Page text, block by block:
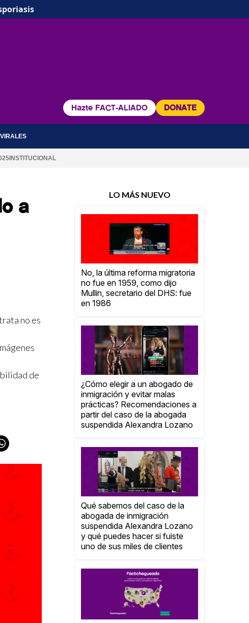
Hazte FACT-ALIADO DONATE
INSTITUCIONAL
a
no es
de
LO MÁS NUEVO
No, la última reforma migratoria
no fue en 1959, como dijo
Mullin, secretario del DHS: fue
en 1986
¿Cómo elegir a un abogado de
inmigración y evitar malas
prácticas? Recomendaciones a
partir del caso de la abogada
suspendida Alexandra Lozano
Qué sabemos del caso de la
abogada de inmigración
suspendida Alexandra Lozano
y qué puedes hacer si fuiste
uno de sus miles de clientes